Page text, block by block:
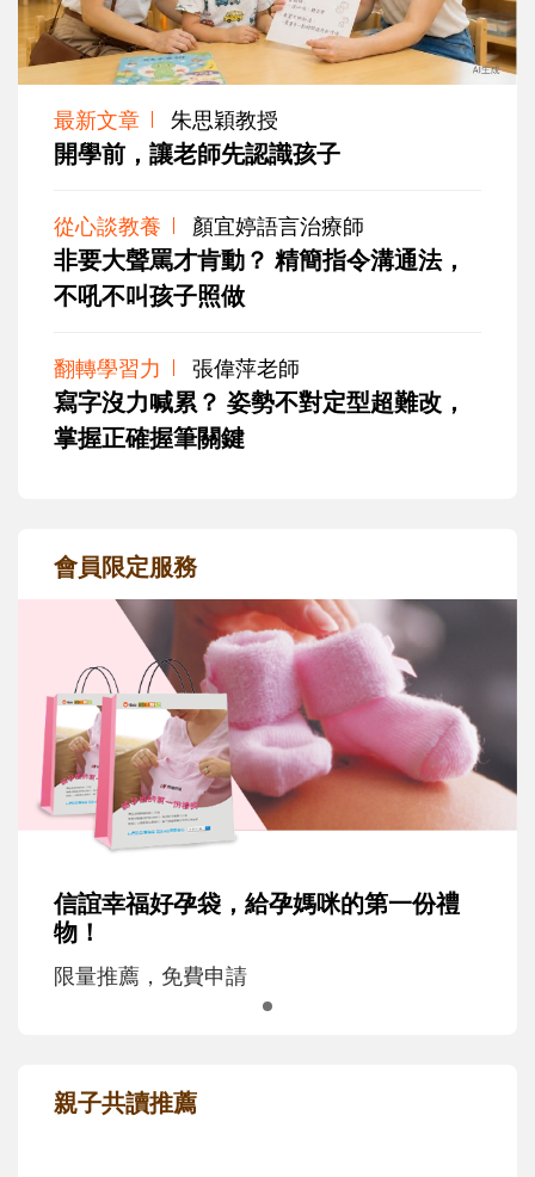
最新文章 朱思穎教授
開學前，讓老師先認識孩子
從心談教養 顏宜婷語言治療師
非要大聲罵才肯動？ 精簡指令溝通法，
不吼不叫孩子照做
翻轉學習力 張偉萍老師
寫字沒力喊累？ 姿勢不對定型超難改，
掌握正確握筆關鍵
會員限定服務
信誼幸福好孕袋，給孕媽咪的第一份禮
物！
限量推薦，免費申請
親子共讀推薦